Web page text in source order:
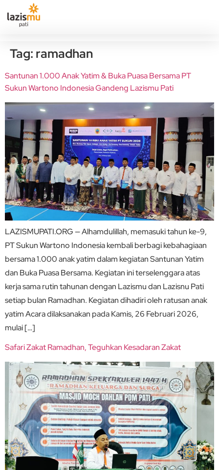
Tag: ramadhan
Santunan 1.000 Anak Yatim & Buka Puasa Bersama PT
Sukun Wartono Indonesia Gandeng Lazismu Pati
LAZISMUPATI.ORG — Alhamdulillah, memasuki tahun ke-9,
PT Sukun Wartono Indonesia kembali berbagi kebahagiaan
bersama 1.000 anak yatim dalam kegiatan Santunan Yatim
dan Buka Puasa Bersama. Kegiatan ini terselenggara atas
kerja sama rutin tahunan dengan Lazismu dan Lazisnu Pati
setiap bulan Ramadhan. Kegiatan dihadiri oleh ratusan anak
yatim Acara dilaksanakan pada Kamis, 26 Februari 2026,
mulai […]
Safari Zakat Ramadhan, Teguhkan Kesadaran Zakat